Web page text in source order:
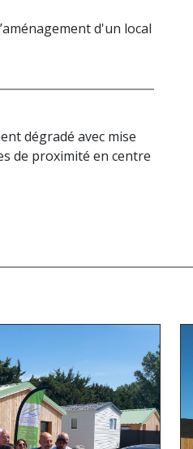
d'un local
dégradé avec mise
de proximité en centre